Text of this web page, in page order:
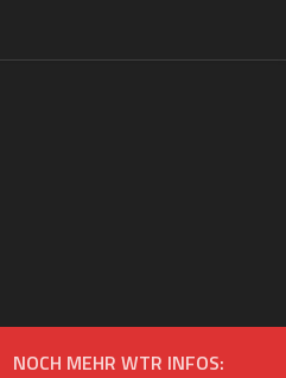
NOCH MEHR WTR INFOS: